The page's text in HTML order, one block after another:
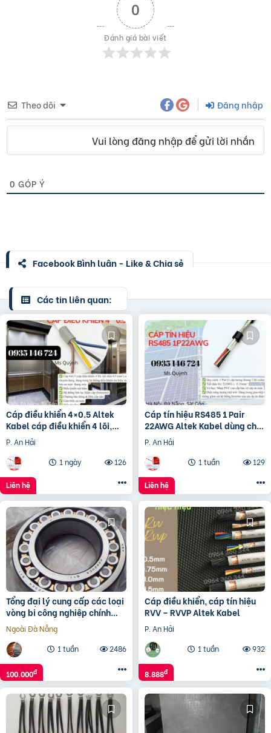
0
Đánh giá bài viết
Theo dõi Đăng nhập
Vui lòng đăng nhập để gửi lời nhắn
0 GÓP Ý
Facebook Bình luận - Like & Chia sẻ
Các tin liên quan:
Cáp điều khiển 4×0.5 Altek
Kabel cáp điều khiển 4 lõi,
tiết diện 0.5 mm²
P. An Hải
1 ngày
126
Liên hệ
Cáp tín hiệu RS485 1 Pair
22AWG Altek Kabel dùng cho
hệ thống solar
P. An Hải
1 tuần
129
Liên hệ
Tổng đại lý cung cấp các loại
vòng bi công nghiệp chính
hãng
Ngoài Đà Nẵng
1 tuần
2486
100.000đ
Cáp điều khiển, cáp tín hiệu
RVV – RVVP Altek Kabel
P. An Hải
1 tuần
932
8.888đ